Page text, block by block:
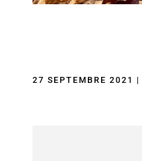
27 SEPTEMBRE 2021 |